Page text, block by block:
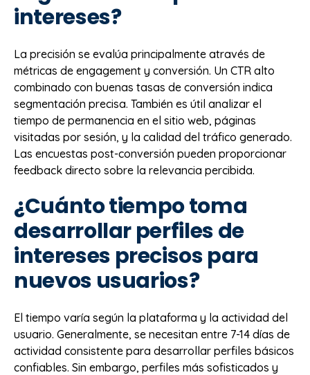
intereses?
La precisión se evalúa principalmente através de
métricas de engagement y conversión. Un CTR alto
combinado con buenas tasas de conversión indica
segmentación precisa. También es útil analizar el
tiempo de permanencia en el sitio web, páginas
visitadas por sesión, y la calidad del tráfico generado.
Las encuestas post-conversión pueden proporcionar
feedback directo sobre la relevancia percibida.
¿Cuánto tiempo toma
desarrollar perfiles de
intereses precisos para
nuevos usuarios?
El tiempo varía según la plataforma y la actividad del
usuario. Generalmente, se necesitan entre 7-14 días de
actividad consistente para desarrollar perfiles básicos
confiables. Sin embargo, perfiles más sofisticados y